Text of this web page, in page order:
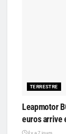
TERRESTRE
Leapmotor
euros arrive
il y a 7 jours